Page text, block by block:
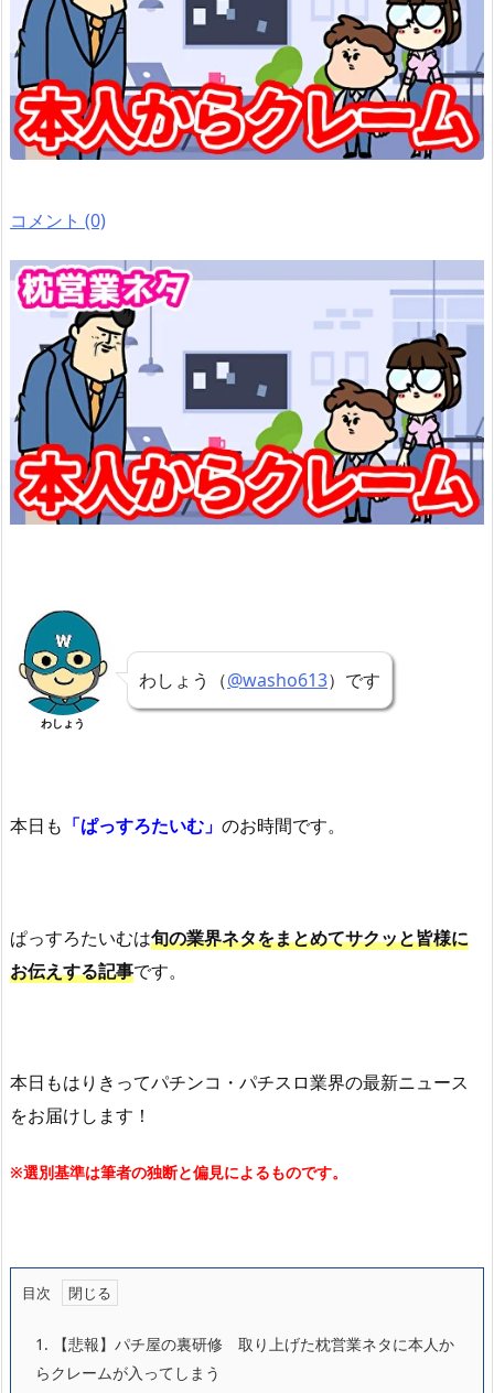
コメント (0)
わしょう
わしょう（@washo613）です
本日も 「ぱっすろたいむ」 のお時間です。
ぱっすろたいむは旬の業界ネタをまとめてサクッと皆様に
お伝えする記事です。
本日もはりきってパチンコ・パチスロ業界の最新ニュース
をお届けします！
※選別基準は筆者の独断と偏見によるものです。
目次
1. 【悲報】パチ屋の裏研修 取り上げた枕営業ネタに本人か
らクレームが入ってしまう